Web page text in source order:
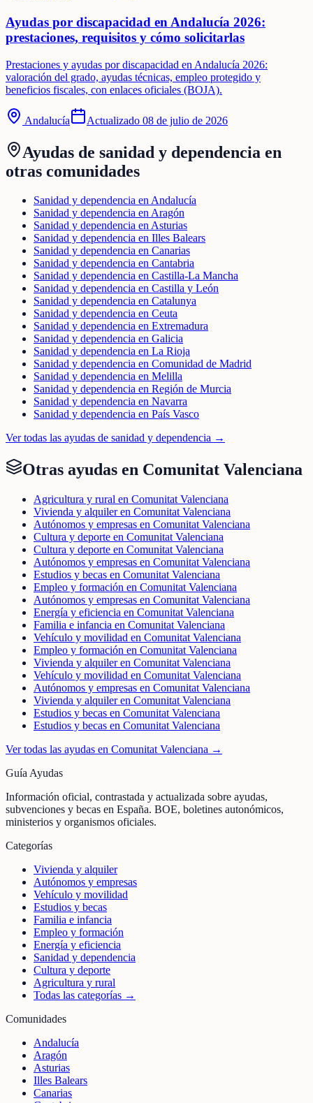
Ayudas por discapacidad en Andalucía 2026:
prestaciones, requisitos y cómo solicitarlas
Prestaciones y ayudas por discapacidad en Andalucía 2026:
valoración del grado, ayudas técnicas, empleo protegido y
beneficios fiscales, con enlaces oficiales (BOJA).
Andalucía Actualizado 08 de julio de 2026
Ayudas de sanidad y dependencia en
otras comunidades
Sanidad y dependencia en Andalucía
Sanidad y dependencia en Aragón
Sanidad y dependencia en Asturias
Sanidad y dependencia en Illes Balears
Sanidad y dependencia en Canarias
Sanidad y dependencia en Cantabria
Sanidad y dependencia en Castilla-La Mancha
Sanidad y dependencia en Castilla y León
Sanidad y dependencia en Catalunya
Sanidad y dependencia en Ceuta
Sanidad y dependencia en Extremadura
Sanidad y dependencia en Galicia
Sanidad y dependencia en La Rioja
Sanidad y dependencia en Comunidad de Madrid
Sanidad y dependencia en Melilla
Sanidad y dependencia en Región de Murcia
Sanidad y dependencia en Navarra
Sanidad y dependencia en País Vasco
Ver todas las ayudas de sanidad y dependencia →
Otras ayudas en Comunitat Valenciana
Agricultura y rural en Comunitat Valenciana
Vivienda y alquiler en Comunitat Valenciana
Autónomos y empresas en Comunitat Valenciana
Cultura y deporte en Comunitat Valenciana
Cultura y deporte en Comunitat Valenciana
Autónomos y empresas en Comunitat Valenciana
Estudios y becas en Comunitat Valenciana
Empleo y formación en Comunitat Valenciana
Autónomos y empresas en Comunitat Valenciana
Energía y eficiencia en Comunitat Valenciana
Familia e infancia en Comunitat Valenciana
Vehículo y movilidad en Comunitat Valenciana
Empleo y formación en Comunitat Valenciana
Vivienda y alquiler en Comunitat Valenciana
Vehículo y movilidad en Comunitat Valenciana
Autónomos y empresas en Comunitat Valenciana
Vivienda y alquiler en Comunitat Valenciana
Estudios y becas en Comunitat Valenciana
Estudios y becas en Comunitat Valenciana
Ver todas las ayudas en Comunitat Valenciana →
Guía Ayudas
Información oficial, contrastada y actualizada sobre ayudas,
subvenciones y becas en España. BOE, boletines autonómicos,
ministerios y organismos oficiales.
Categorías
Vivienda y alquiler
Autónomos y empresas
Vehículo y movilidad
Estudios y becas
Familia e infancia
Empleo y formación
Energía y eficiencia
Sanidad y dependencia
Cultura y deporte
Agricultura y rural
Todas las categorías →
Comunidades
Andalucía
Aragón
Asturias
Illes Balears
Canarias